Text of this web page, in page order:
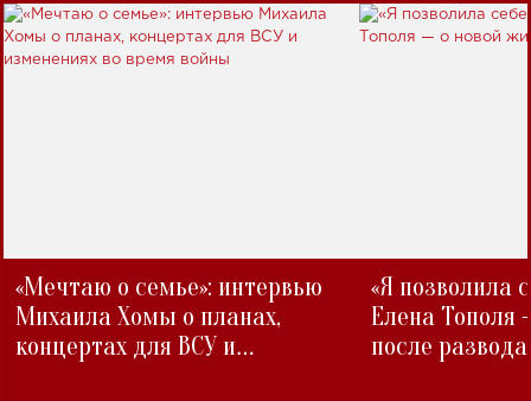
«Мечтаю о семье»: интервью
Михаила Хомы о планах,
концертах для ВСУ и
«Я позволила
Елена Тополя
после развода